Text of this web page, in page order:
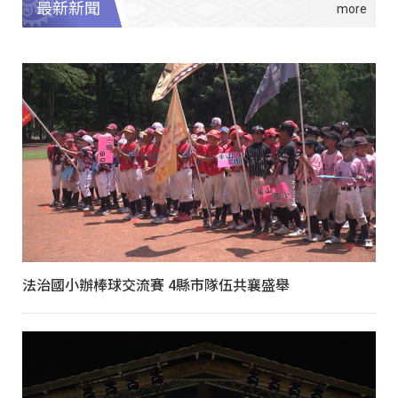
最新新聞
法治國小辦棒球交流賽 4縣市隊伍共襄盛舉